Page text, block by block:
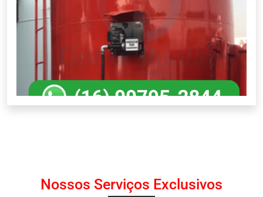
Nossos Serviços Exclusivos